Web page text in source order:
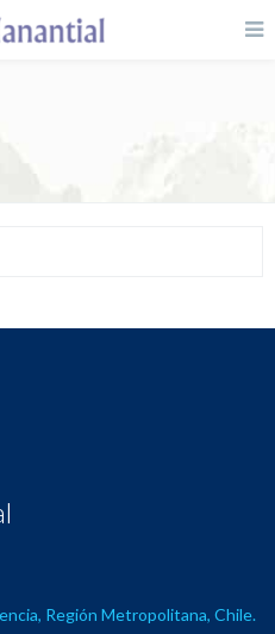
Región Metropolitana, Chile.